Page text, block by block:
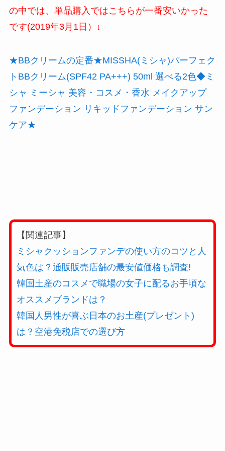
の中では、単品購入ではこちらが一番安いかった
です(2019年3月1日）↓
★BBクリームの定番★MISSHA(ミシャ)パーフェク
トBBクリーム(SPF42 PA+++) 50ml 選べる2色◆ミ
シャ ミーシャ 美容・コスメ・香水 メイクアップ
ファンデーション リキッドファンデーション サン
ケア★
【関連記事】
ミシャクッションファンデの使い方のコツと人
気色は？通販販売店舗の最安値価格も調査!
韓国土産のコスメで職場の女子に配るお手頃な
オススメブランドは？
韓国人男性が喜ぶ日本のお土産(プレゼント)
は？空港免税店での選び方